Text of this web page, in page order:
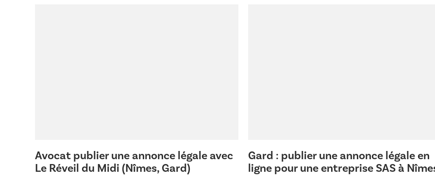
Avocat publier une annonce légale avec
Le Réveil du Midi (Nîmes, Gard)
Gard : publier une annonce légale en
ligne pour une entreprise SAS à